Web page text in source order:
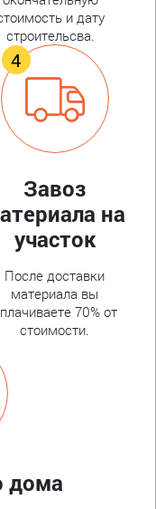
и дату
строительсва.
Завоз
на
участок
После доставки
материала вы
70% от
стоимости.
дома